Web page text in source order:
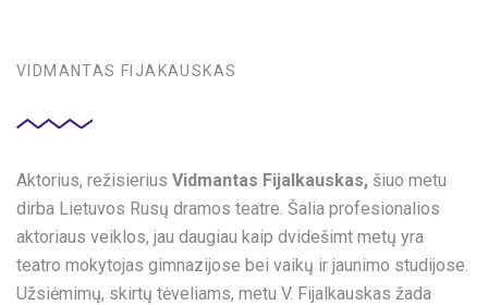
VIDMANTAS FIJAKAUSKAS
Aktorius, režisierius Vidmantas Fijalkauskas, šiuo metu
dirba Lietuvos Rusų dramos teatre. Šalia profesionalios
aktoriaus veiklos, jau daugiau kaip dvidešimt metų yra
teatro mokytojas gimnazijose bei vaikų ir jaunimo studijose.
Užsiėmimų, skirtų tėveliams, metu V. Fijalkauskas žada